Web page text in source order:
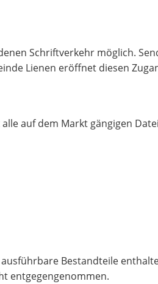
Schriftverkehr möglich.
Lienen eröffnet diesen
auf dem Markt gängigen
Bestandteile
entgegengenommen.